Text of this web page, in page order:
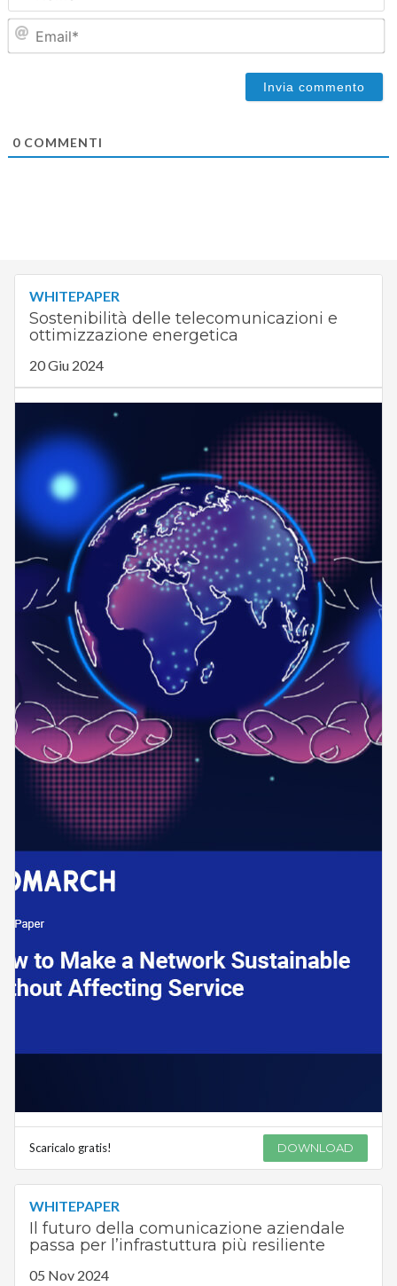
0COMMENTI
WHITEPAPER
Sostenibilità delle telecomunicazioni e
ottimizzazione energetica
20 Giu 2024
Scaricalo gratis! DOWNLOAD
WHITEPAPER
Il futuro della comunicazione aziendale
passa per l’infrastuttura più resiliente
05 Nov 2024